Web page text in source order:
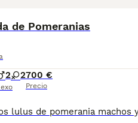
de Pomeranias
2 2700 €
Precio